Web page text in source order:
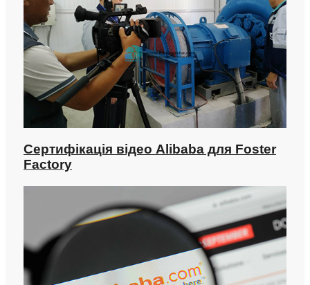
Сертифікація відео Alibaba для Foster
Factory